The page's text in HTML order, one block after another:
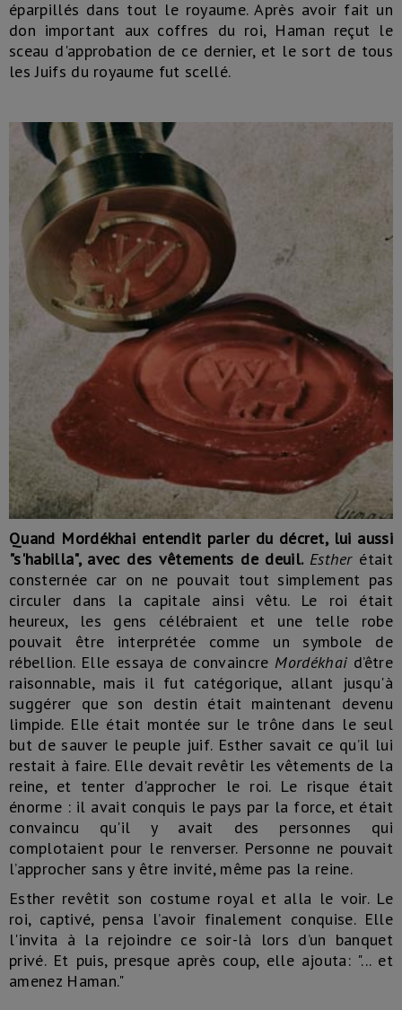
éparpillés dans tout le royaume. Après avoir fait un
don important aux coffres du roi, Haman reçut le
sceau d'approbation de ce dernier, et le sort de tous
les Juifs du royaume fut scellé.
Quand Mordékhai entendit parler du décret, lui aussi
"s'habilla", avec des vêtements de deuil. Esther était
consternée car on ne pouvait tout simplement pas
circuler dans la capitale ainsi vêtu. Le roi était
heureux, les gens célébraient et une telle robe
pouvait être interprétée comme un symbole de
rébellion. Elle essaya de convaincre Mordékhai d’être
raisonnable, mais il fut catégorique, allant jusqu'à
suggérer que son destin était maintenant devenu
limpide. Elle était montée sur le trône dans le seul
but de sauver le peuple juif. Esther savait ce qu’il lui
restait à faire. Elle devait revêtir les vêtements de la
reine, et tenter d'approcher le roi. Le risque était
énorme : il avait conquis le pays par la force, et était
convaincu qu'il y avait des personnes qui
complotaient pour le renverser. Personne ne pouvait
l’approcher sans y être invité, même pas la reine.
Esther revêtit son costume royal et alla le voir. Le
roi, captivé, pensa l’avoir finalement conquise. Elle
l'invita à la rejoindre ce soir-là lors d’un banquet
privé. Et puis, presque après coup, elle ajouta: "... et
amenez Haman."